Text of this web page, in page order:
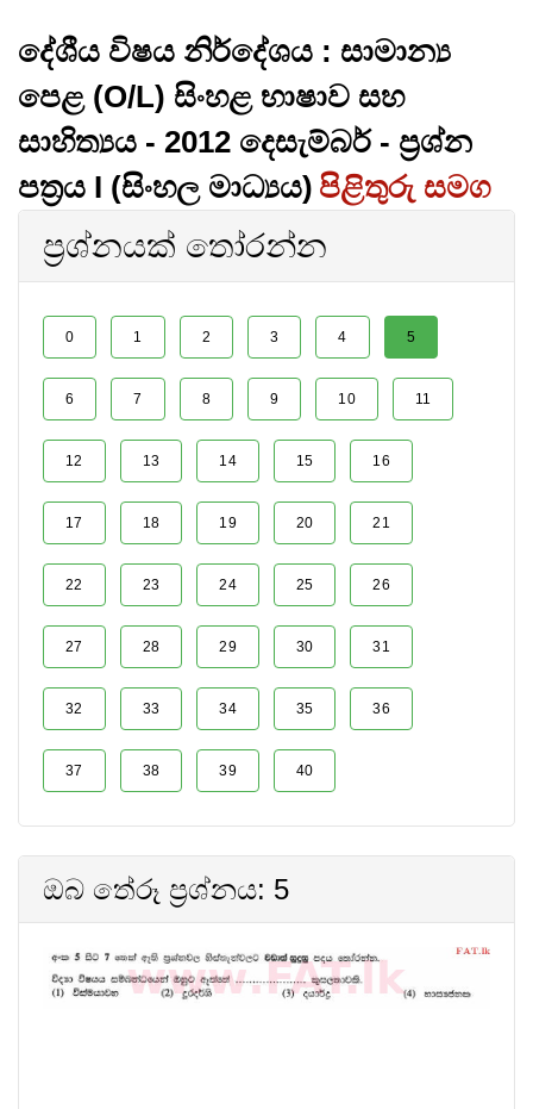
දේශීය විෂය නිර්දේශය : සාමාන්‍ය
පෙළ (O/L) සිංහළ භාෂාව සහ
සාහිත්‍යය - 2012 දෙසැම්බර් - ප්‍රශ්න
පත්‍රය I (සිංහල මාධ්‍යය) පිළිතුරු සමග
ප්‍රශ්නයක් තෝරන්න
0 1 2 3 4 5
6 7 8 9 10 11
12 13 14 15 16
17 18 19 20 21
22 23 24 25 26
27 28 29 30 31
32 33 34 35 36
37 38 39 40
ඔබ තේරූ ප්‍රශ්නය: 5